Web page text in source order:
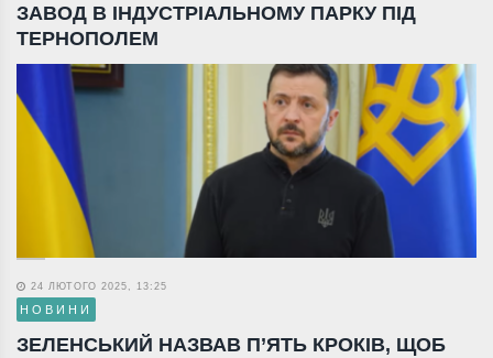
ЗАВОД В ІНДУСТРІАЛЬНОМУ ПАРКУ ПІД
ТЕРНОПОЛЕМ
24 ЛЮТОГО 2025, 13:25
НОВИНИ
ЗЕЛЕНСЬКИЙ НАЗВАВ П’ЯТЬ КРОКІВ, ЩОБ